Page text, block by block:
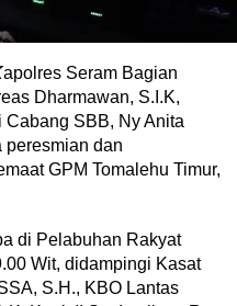
apolres Seram Bagian
Dharmawan, S.I.K,
Cabang SBB, Ny Anita
peresmian dan
GPM Tomalehu Timur,
di Pelabuhan Rakyat
Wit, didampingi Kasat
S.H., KBO Lantas